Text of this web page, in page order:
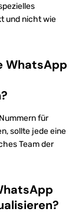
und nicht wie
WhatsApp
für
sollte jede eine
Team der